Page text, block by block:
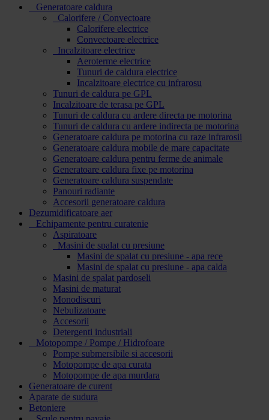
Generatoare caldura
Calorifere / Convectoare
Calorifere electrice
Convectoare electrice
Incalzitoare electrice
Aeroterme electrice
Tunuri de caldura electrice
Incalzitoare electrice cu infrarosu
Tunuri de caldura pe GPL
Incalzitoare de terasa pe GPL
Tunuri de caldura cu ardere directa pe motorina
Tunuri de caldura cu ardere indirecta pe motorina
Generatoare caldura pe motorina cu raze infrarosii
Generatoare caldura mobile de mare capacitate
Generatoare caldura pentru ferme de animale
Generatoare caldura fixe pe motorina
Generatoare caldura suspendate
Panouri radiante
Accesorii generatoare caldura
Dezumidificatoare aer
Echipamente pentru curatenie
Aspiratoare
Masini de spalat cu presiune
Masini de spalat cu presiune - apa rece
Masini de spalat cu presiune - apa calda
Masini de spalat pardoseli
Masini de maturat
Monodiscuri
Nebulizatoare
Accesorii
Detergenti industriali
Motopompe / Pompe / Hidrofoare
Pompe submersibile si accesorii
Motopompe de apa curata
Motopompe de apa murdara
Generatoare de curent
Aparate de sudura
Betoniere